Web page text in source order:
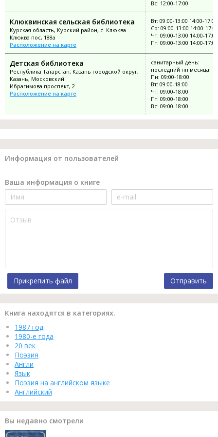
Вс: 12:00-17:00
Клюквинская сельская библиотека
Курская область, Курский район, с. Клюква
Клюква пос, 188а
Расположение на карте
Вт: 09:00-13:00 14:00-17:00
Ср: 09:00-13:00 14:00-17:00
Чт: 09:00-13:00 14:00-17:00
Пт: 09:00-13:00 14:00-17:00
Детская библиотека
Республика Татарстан, Казань городской округ,
Казань, Московский
Ибрагимова проспект, 2
Расположение на карте
санитарный день:
последний пн месяца
Пн: 09:00-18:00
Вт: 09:00-18:00
Чт: 09:00-18:00
Пт: 09:00-18:00
Вс: 09:00-18:00
Информация от пользователей
Ваша информация о книге
Прикрепить файл Отправить
Книга находятся в категориях.
1987 год
1980-е года
20 век
Поэзия
Англи
Язык
Поэзия на английском языке
Английский
Вы недавно смотрели